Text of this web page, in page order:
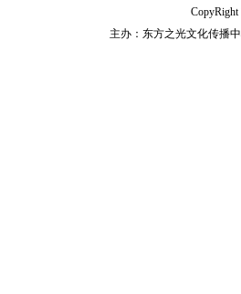
主办：东方之光文化传播